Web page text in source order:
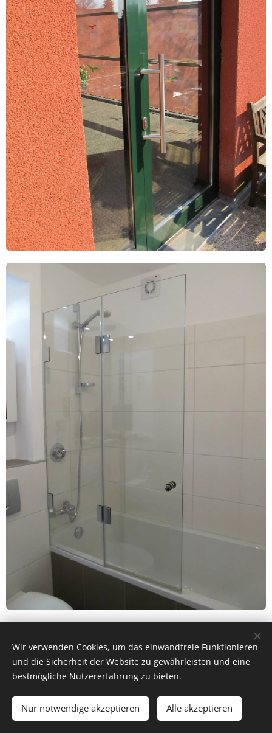
Wir verwenden Cookies, um das einwandfreie Funktionieren
und die Sicherheit der Website zu gewährleisten und eine
bestmögliche Nutzererfahrung zu bieten.
Nur notwendige akzeptieren Alle akzeptieren